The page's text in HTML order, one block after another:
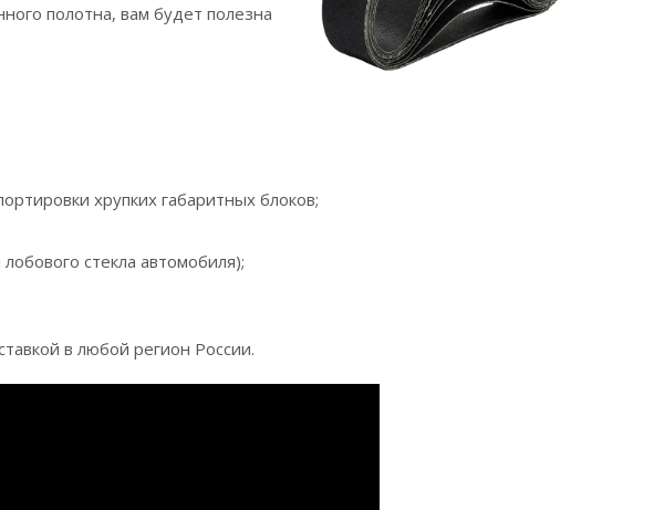
полотна, вам будет полезна
хрупких габаритных блоков;
стекла автомобиля);
в любой регион России.